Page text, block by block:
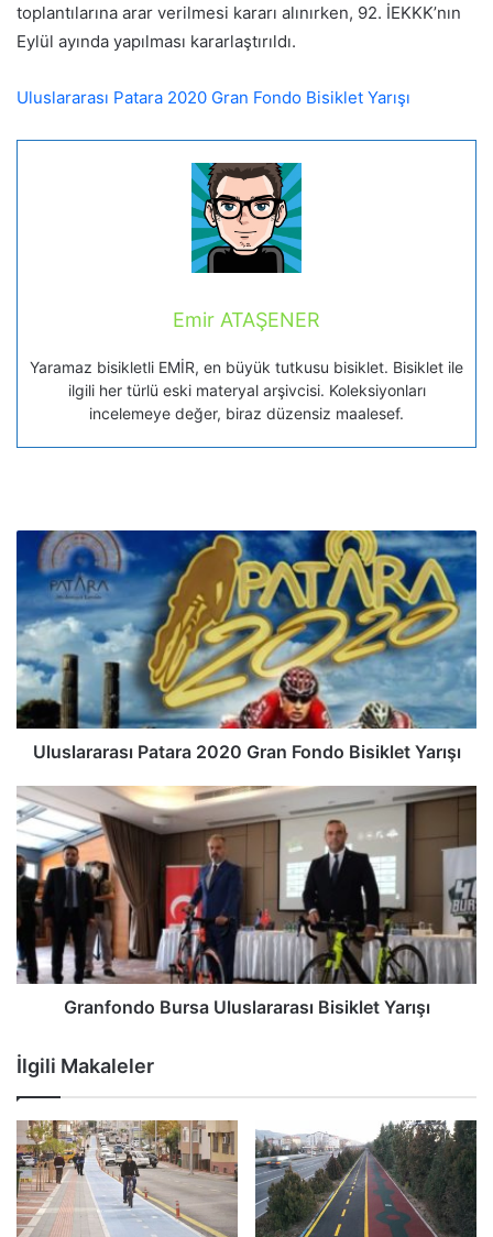
toplantılarına arar verilmesi kararı alınırken, 92. İEKKK’nın
Eylül ayında yapılması kararlaştırıldı.
Uluslararası Patara 2020 Gran Fondo Bisiklet Yarışı
Emir ATAŞENER
Yaramaz bisikletli EMİR, en büyük tutkusu bisiklet. Bisiklet ile
ilgili her türlü eski materyal arşivcisi. Koleksiyonları
incelemeye değer, biraz düzensiz maalesef.
Uluslararası Patara 2020 Gran Fondo Bisiklet Yarışı
Granfondo Bursa Uluslararası Bisiklet Yarışı
İlgili Makaleler